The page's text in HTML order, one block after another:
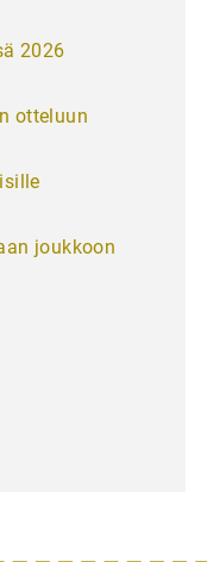
2026
otteluun
joukkoon